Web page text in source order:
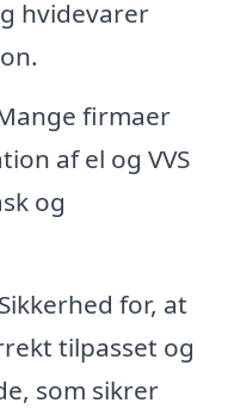
hvidevarer
firmaer
af el og VVS
og
Sikkerhed for, at
tilpasset og
som sikrer